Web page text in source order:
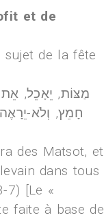
et de
de la fête
מַצּוֹת, יֵאָכֵל,
חָמֵץ, וְלֹא-
des Matsot, et
dans tous
7) [Le «
faite à base de